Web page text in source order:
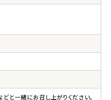
と一緒にお召し上がりください。